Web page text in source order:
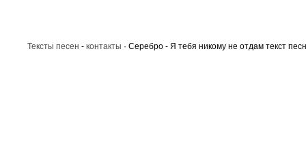
Тексты песен - контакты · Серебро - Я тебя никому не отдам текст